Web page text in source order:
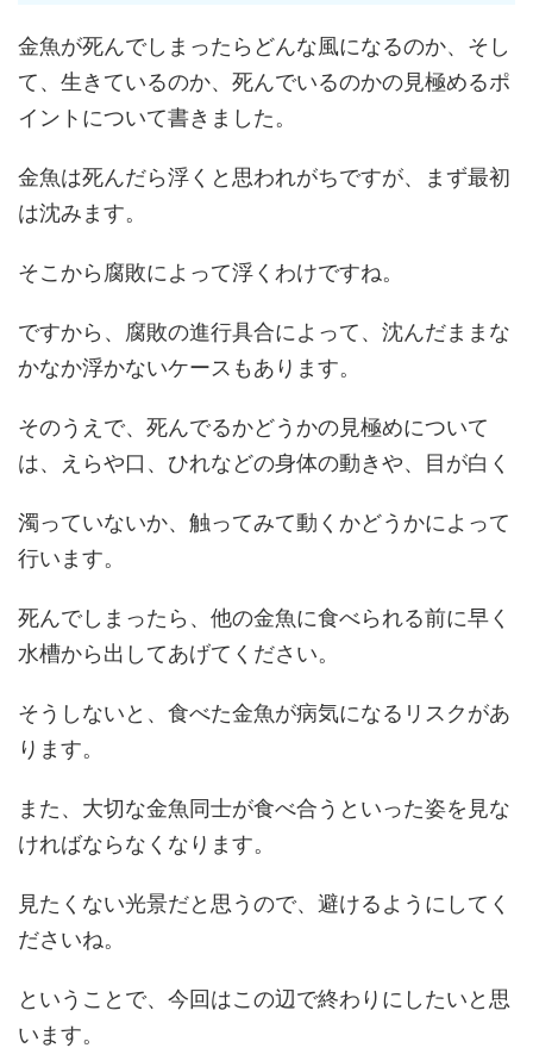
金魚が死んでしまったらどんな風になるのか、そし
て、生きているのか、死んでいるのかの見極めるポ
イントについて書きました。
金魚は死んだら浮くと思われがちですが、まず最初
は沈みます。
そこから腐敗によって浮くわけですね。
ですから、腐敗の進行具合によって、沈んだままな
かなか浮かないケースもあります。
そのうえで、死んでるかどうかの見極めについて
は、えらや口、ひれなどの身体の動きや、目が白く
濁っていないか、触ってみて動くかどうかによって
行います。
死んでしまったら、他の金魚に食べられる前に早く
水槽から出してあげてください。
そうしないと、食べた金魚が病気になるリスクがあ
ります。
また、大切な金魚同士が食べ合うといった姿を見な
ければならなくなります。
見たくない光景だと思うので、避けるようにしてく
ださいね。
ということで、今回はこの辺で終わりにしたいと思
います。